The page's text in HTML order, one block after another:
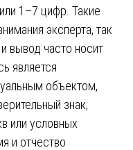
1–7 цифр. Такие
эксперта, так
вывод часто носит
является
объектом,
знак,
или условных
и отчество